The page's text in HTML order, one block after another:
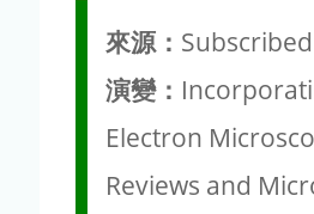
來源： Subscribed
演變：
Electron
Reviews and